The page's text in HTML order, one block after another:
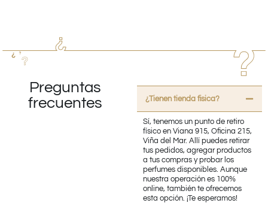
Preguntas
frecuentes
¿Tienen tienda fisica?
Sí, tenemos un punto de retiro
físico en Viana 915, Oficina 215,
Viña del Mar. Allí puedes retirar
tus pedidos, agregar productos
a tus compras y probar los
perfumes disponibles. Aunque
nuestra operación es 100%
online, también te ofrecemos
esta opción. ¡Te esperamos!